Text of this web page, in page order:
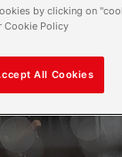
by clicking on
Cookie Policy
All Cookies